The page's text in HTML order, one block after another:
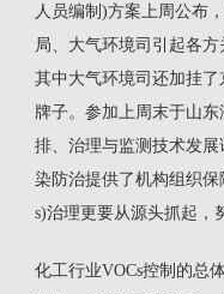
人员编制)方案上周公布
局、大气环境司引起各方
其中大气环境司还加挂
牌子。参加上周末于山
排、治理与监测技术发
染防治提供了机构组织
s)治理更要从源头抓起，
化工行业VOCs控制的总